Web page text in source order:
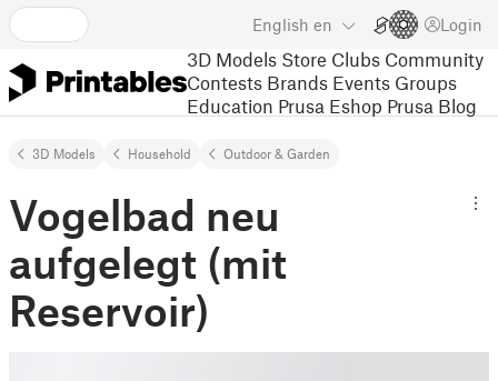
English en Login
3D Models Store Clubs Community
Contests Brands Events Groups
Education Prusa Eshop Prusa Blog
3D Models Household Outdoor & Garden
Vogelbad neu
aufgelegt (mit
Reservoir)